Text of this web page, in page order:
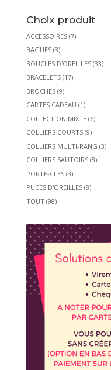
Choix produit
ACCESSOIRES (7)
BAGUES (3)
BOUCLES D'OREILLES (33)
BRACELETS (17)
BROCHES (9)
CARTES CADEAU (1)
COLLECTION MIXTE (6)
COLLIERS COURTS (9)
COLLIERS MULTI-RANG (3)
COLLIERS SAUTOIRS (8)
PORTE-CLES (3)
PUCES D'OREILLES (8)
TOUT (98)